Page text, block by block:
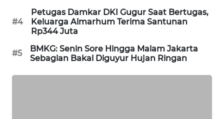
#4
Petugas Damkar DKI Gugur Saat Bertugas,
Keluarga Almarhum Terima Santunan
Rp344 Juta
#5
BMKG: Senin Sore Hingga Malam Jakarta
Sebagian Bakal Diguyur Hujan Ringan
FORWAMKI